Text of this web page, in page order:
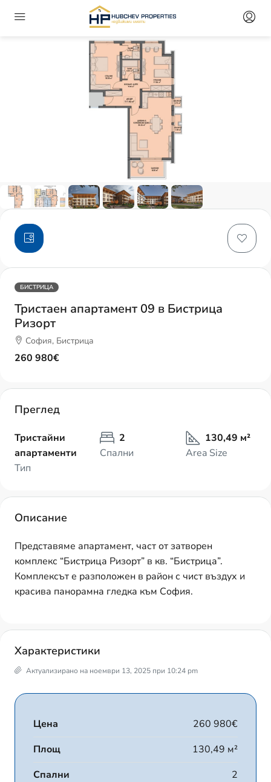
БИСТРИЦА
Тристаен апартамент 09 в Бистрица
Ризорт
София, Бистрица
260 980€
Преглед
Тристайни
апартаменти
Тип
2
Спални
130,49 м²
Area Size
Описание
Представяме апартамент, част от затворен
комплекс “Бистрица Ризорт” в кв. “Бистрица”.
Комплексът е разположен в район с чист въздух и
красива панорамна гледка към София.
Характеристики
Актуализирано на ноември 13, 2025 при 10:24 pm
Цена
260 980€
Площ
130,49 м²
Спални
2